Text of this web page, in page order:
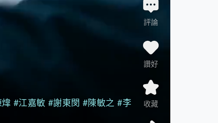
#江嘉敏 #謝東閔 #陳敏之 #李
評論
讚好
收藏